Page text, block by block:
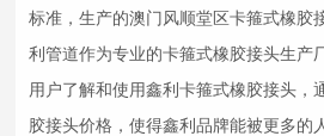
标准，生产的澳门风顺堂区卡箍式橡胶
利管道作为专业的卡箍式橡胶接头生产
用户了解和使用鑫利卡箍式橡胶接头，
胶接头价格，使得鑫利品牌能被更多的